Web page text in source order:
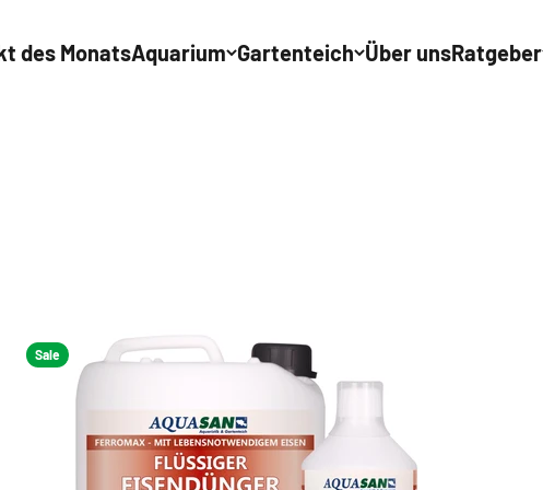
des MonatsAquarium Gartenteich Über unsRatgeber
Sale